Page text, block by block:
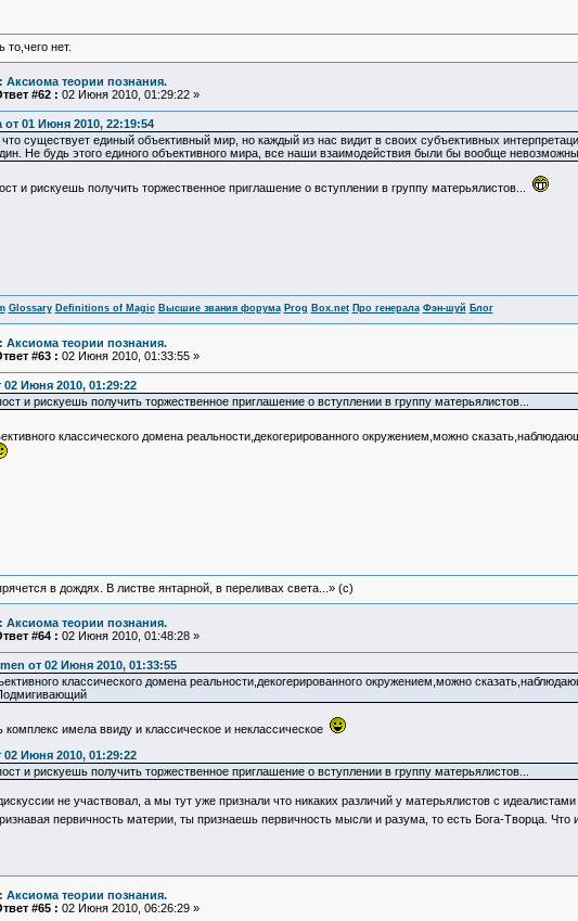
то,чего нет.
Аксиома теории познания.
#62 : 02 Июня 2010, 01:29:22 »
от 01 Июня 2010, 22:19:54
существует единый объективный мир, но каждый из нас видит в своих субъективных
Не будь этого единого объективного мира, все наши взаимодействия были бы вообще
и рискуешь получить торжественное приглашение о вступлении в группу матерьялистов...
Glossary Definitions of Magic Высшие звания форума Prog Box.net Про генерала Фэн-шуй Блог
Аксиома теории познания.
#63 : 02 Июня 2010, 01:33:55 »
02 Июня 2010, 01:29:22
и рискуешь получить торжественное приглашение о вступлении в группу матерьялистов...
классического домена реальности,декогерированного окружением,можно
в дождях. В листве янтарной, в переливах света...» (c)
Аксиома теории познания.
#64 : 02 Июня 2010, 01:48:28 »
от 02 Июня 2010, 01:33:55
классического домена реальности,декогерированного окружением,можно
комплекс имела ввиду и классическое и неклассическое
02 Июня 2010, 01:29:22
и рискуешь получить торжественное приглашение о вступлении в группу матерьялистов...
не участвовал, а мы тут уже признали что никаких различий у матерьялистов с
первичность материи, ты признаешь первичность мысли и разума, то есть Бога-Творца. Что
Аксиома теории познания.
#65 : 02 Июня 2010, 06:26:29 »